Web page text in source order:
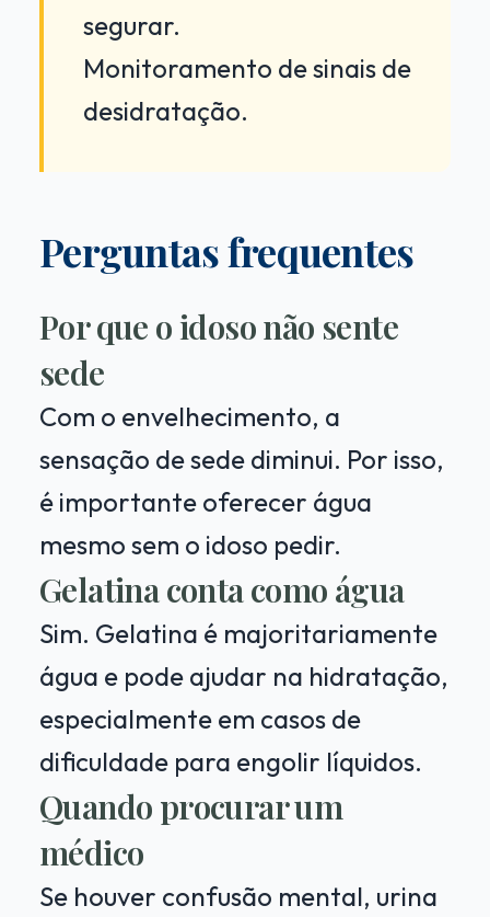
segurar.
Monitoramento de sinais de
desidratação.
Perguntas frequentes
Por que o idoso não sente
sede
Com o envelhecimento, a
sensação de sede diminui. Por isso,
é importante oferecer água
mesmo sem o idoso pedir.
Gelatina conta como água
Sim. Gelatina é majoritariamente
água e pode ajudar na hidratação,
especialmente em casos de
dificuldade para engolir líquidos.
Quando procurar um
médico
Se houver confusão mental, urina